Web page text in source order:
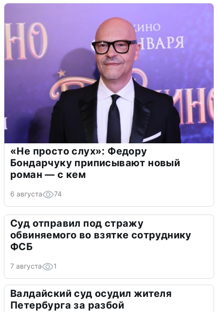
«Не просто слух»: Федору
Бондарчуку приписывают новый
роман — с кем
6 августа 74
Суд отправил под стражу
обвиняемого во взятке сотруднику
ФСБ
7 августа 1
Валдайский суд осудил жителя
Петербурга за разбой